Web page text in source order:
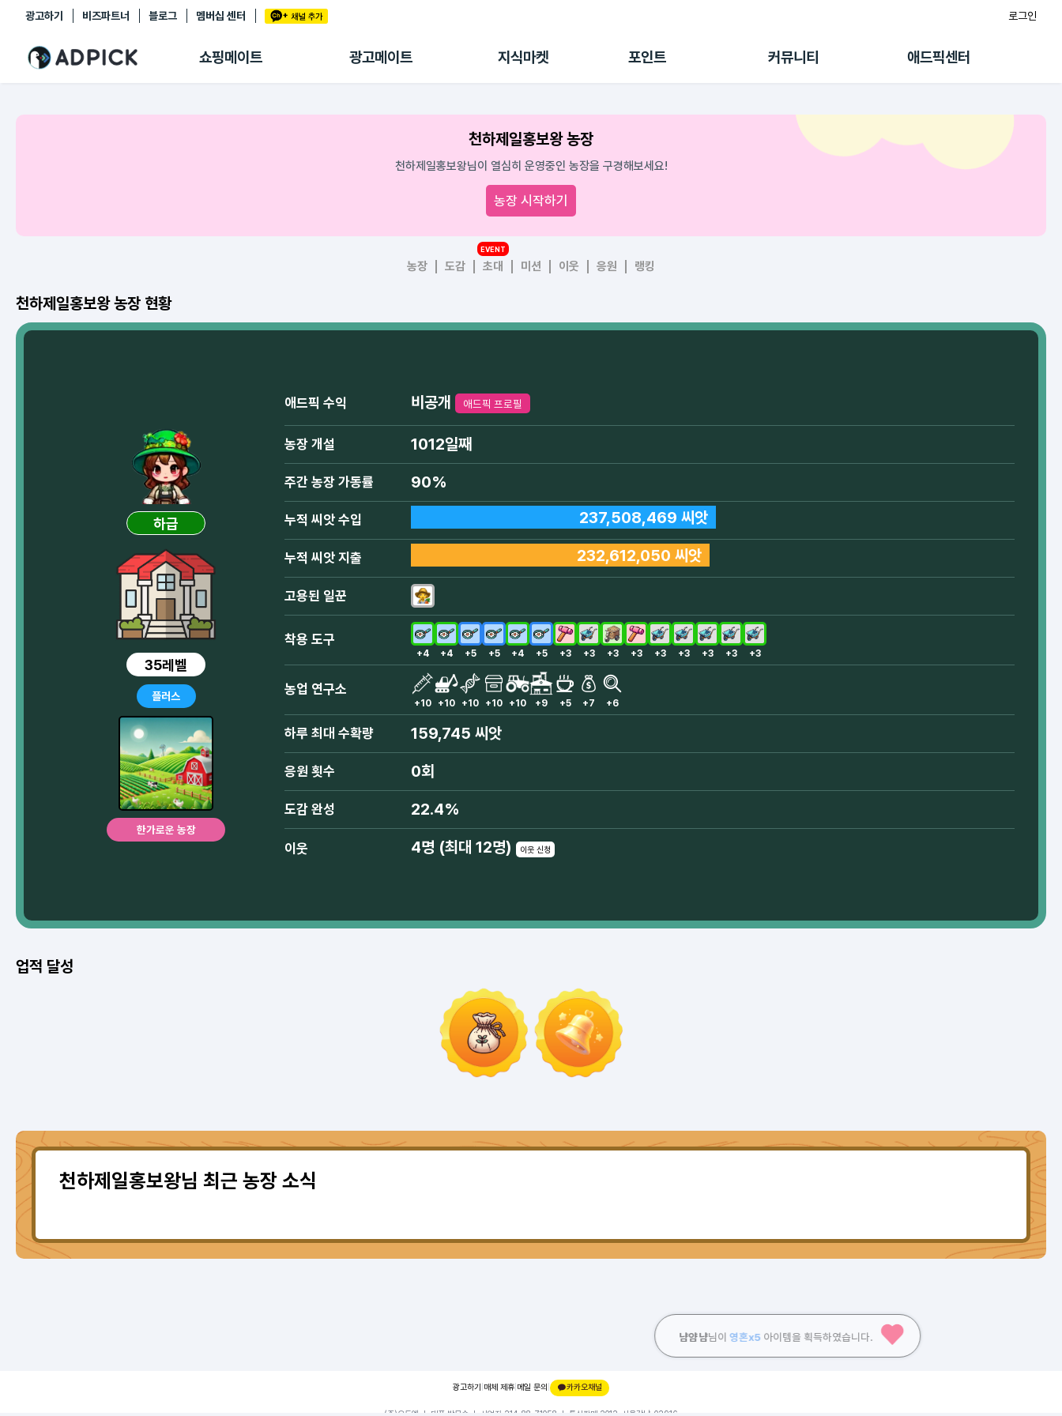
광고하기 비즈파트너 블로그 멤버십 센터 로그인
쇼핑메이트 광고메이트 지식마켓 포인트 커뮤니티 애드픽센터
추천상품
쇼핑 에이전트
링크관리
광고리포트
출석 룰렛
후원
랭킹
초대보너스
수익 Live
멤버십 센터
마이도메인
천하제일홍보왕 농장
천하제일홍보왕님이 열심히 운영중인 농장을 구경해보세요!
농장 시작하기
농장 도감 초대
EVENT
미션 이웃 응원 랭킹
천하제일홍보왕 농장 현황
하급
35레벨
플러스
한가로운 농장
애드픽 수익 비공개 애드픽 프로필
농장 개설 1012일째
주간 농장 가동률 90%
누적 씨앗 수입 237,508,469 씨앗
누적 씨앗 지출 232,612,050 씨앗
고용된 일꾼
착용 도구
+4 +4 +5 +5 +4 +5 +3 +3 +3 +3 +3 +3 +3 +3 +3
농업 연구소
+10 +10 +10 +10 +10 +9 +5 +7 +6
하루 최대 수확량 159,745 씨앗
응원 횟수 0회
도감 완성 22.4%
이웃 4명 (최대 12명) 이웃 신청
업적 달성
천하제일홍보왕님 최근 농장 소식
냠얌냠 영혼x5
광고하기 매체 제휴 메일 문의 | 카카오채널
(주)오드엠 ㅣ 대표 박무순 ㅣ 사업자 214-88-71058 ㅣ 통신판매 2012-서울강남-02916